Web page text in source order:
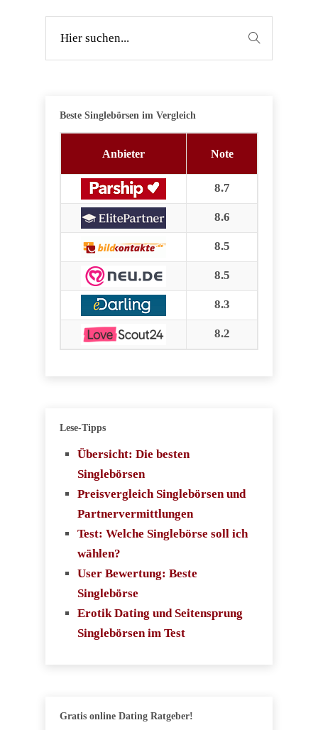
Beste Singlebörsen im Vergleich
Anbieter Note
8.7
8.6
8.5
8.5
8.3
8.2
Lese-Tipps
Übersicht: Die besten
Singlebörsen
Preisvergleich Singlebörsen und
Partnervermittlungen
Test: Welche Singlebörse soll ich
wählen?
User Bewertung: Beste
Singlebörse
Erotik Dating und Seitensprung
Singlebörsen im Test
Gratis online Dating Ratgeber!